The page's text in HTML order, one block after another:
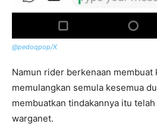
@pedoqpop/X
Namun rider berkenaan membuat
memulangkan semula kesemua
membuatkan tindakannya itu
warganet.